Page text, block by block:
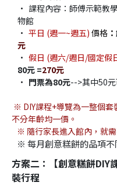
課程內容：師傅示範教
物館
平日 (週一~週五) 價格 ：
元
假日 (週六/週日/國定假
80元 =270元
門票為80元-->其中50
※ DIY課程+導覽為一整個套
不分年齡均一價。
※ 隨行家長進入館內，就
※ 每月創意糕餅的品項
方案二：【創意糕餅DIY
裝行程